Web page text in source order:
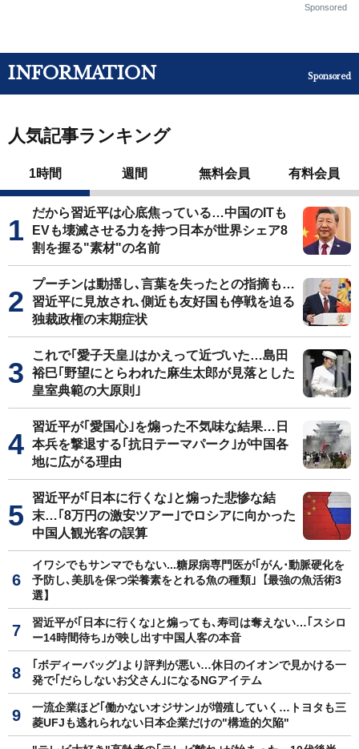
Sponsored
INFORMATION Sponsored
人気記事ランキング
1時間 週間 無料会員 有料会員
だから習近平は心底焦っている…中国のITも
EVも壊滅させる力を持つ日本が世界シェア8
割を握る"素材"の名前
プーチンは動揺し､言葉を失ったとの指摘も…
習近平に見放され､側近も友好国も停戦を迫る
独裁政権の末期症状
これで｢愛子天皇｣はかえって近づいた…島田
裕巳｢野望にとらわれた麻生太郎が見落とした
皇室典範の大原則｣
習近平が｢愛国心｣を煽った不気味な結果…日
本兵を撃退する｢抗日テーマパーク｣が中国各
地に広がる理由
習近平が｢日本に行くな｣と煽った悲惨な結
末…｢8万円の激安ツアー｣でロシアに向かった
中国人観光客の誤算
イワシでもサンマでもない...糖尿病専門医が｢がん･動脈硬化を
予防し､美肌を保つ栄養素をとれる魚の種類｣【最強の魚活術3
選】
習近平が｢日本に行くな｣と煽っても､寿司は奪えない…｢スシロ
ー14時間待ち｣が映し出す中国人客の本音
｢ボディーバッグ｣より評判が悪い…休日のイオンで見かける一
発で｢だらしないお父さん｣になるNGアイテム
一流企業ほど｢働かないオジサン｣が増殖していく…トヨタも三
菱UFJも逃れられない日本企業だけの"構造的欠陥"